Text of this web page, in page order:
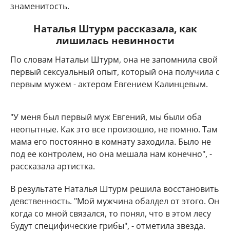
знаменитость.
Наталья Штурм рассказала, как
лишилась невинности
По словам Натальи Штурм, она не запомнила свой
первый сексуальный опыт, который она получила с
первым мужем - актером Евгением Калинцевым.
"У меня был первый муж Евгений, мы были оба
неопытные. Как это все произошло, не помню. Там
мама его постоянно в комнату заходила. Было не
под ее контролем, но она мешала нам конечно", -
рассказала артистка.
В результате Наталья Штурм решила восстановить
девственность. "Мой мужчина обалдел от этого. Он
когда со мной связался, то понял, что в этом лесу
будут специфические грибы", - отметила звезда.